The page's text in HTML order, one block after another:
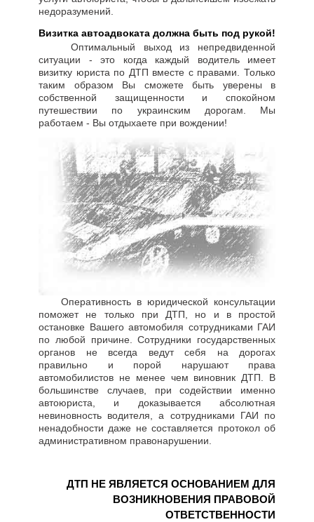
недоразумений.
Визитка автоадвоката должна быть под рукой!
Оптимальный выход из непредвиденной
ситуации - это когда каждый водитель имеет
визитку юриста по ДТП вместе с правами. Только
таким образом Вы сможете быть уверены в
собственной защищенности и спокойном
путешествии по украинским дорогам. Мы
работаем - Вы отдыхаете при вождении!
Оперативность в юридической консультации
поможет не только при ДТП, но и в простой
остановке Вашего автомобиля сотрудниками ГАИ
по любой причине. Сотрудники государственных
органов не всегда ведут себя на дорогах
правильно и порой нарушают права
автомобилистов не менее чем виновник ДТП. В
большинстве случаев, при содействии именно
автоюриста, и доказывается абсолютная
невиновность водителя, а сотрудниками ГАИ по
ненадобности даже не составляется протокол об
административном правонарушении.
ДТП НЕ ЯВЛЯЕТСЯ ОСНОВАНИЕМ ДЛЯ
ВОЗНИКНОВЕНИЯ ПРАВОВОЙ
ОТВЕТСТВЕННОСТИ